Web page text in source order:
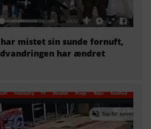
mistet sin sunde fornuft,
har ændret